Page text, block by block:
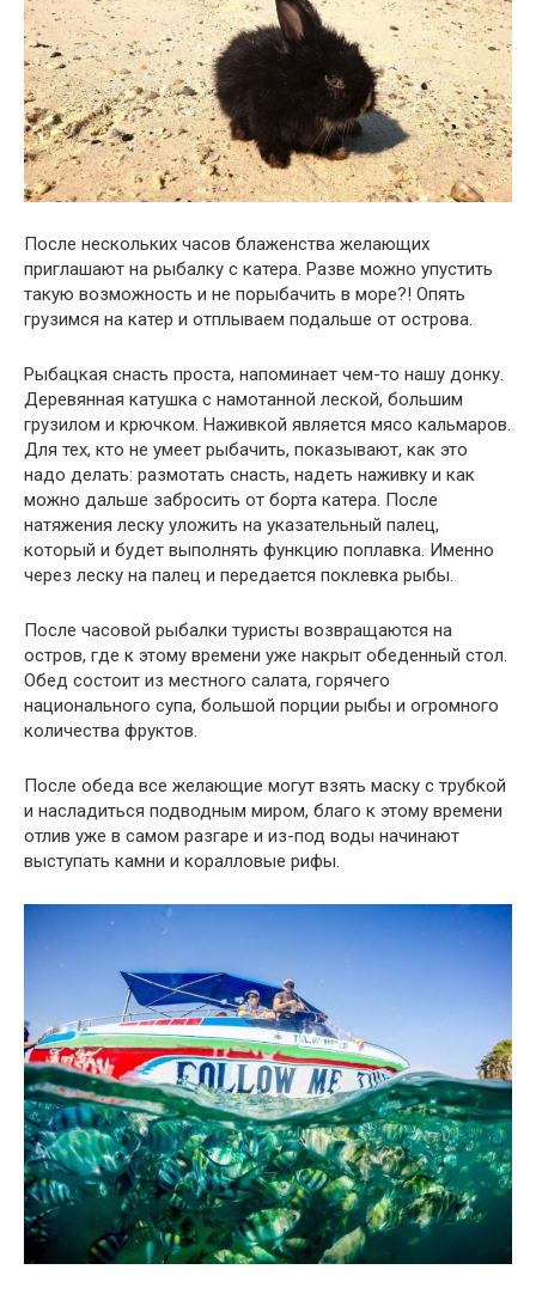
После нескольких часов блаженства желающих
приглашают на рыбалку с катера. Разве можно упустить
такую возможность и не порыбачить в море?! Опять
грузимся на катер и отплываем подальше от острова.
Рыбацкая снасть проста, напоминает чем-то нашу донку.
Деревянная катушка с намотанной леской, большим
грузилом и крючком. Наживкой является мясо кальмаров.
Для тех, кто не умеет рыбачить, показывают, как это
надо делать: размотать снасть, надеть наживку и как
можно дальше забросить от борта катера. После
натяжения леску уложить на указательный палец,
который и будет выполнять функцию поплавка. Именно
через леску на палец и передается поклевка рыбы.
После часовой рыбалки туристы возвращаются на
остров, где к этому времени уже накрыт обеденный стол.
Обед состоит из местного салата, горячего
национального супа, большой порции рыбы и огромного
количества фруктов.
После обеда все желающие могут взять маску с трубкой
и насладиться подводным миром, благо к этому времени
отлив уже в самом разгаре и из-под воды начинают
выступать камни и коралловые рифы.